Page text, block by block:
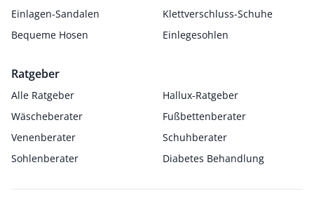
Einlagen-Sandalen
Klettverschluss-Schuhe
Bequeme Hosen
Einlegesohlen
Ratgeber
Alle Ratgeber
Hallux-Ratgeber
Wäscheberater
Fußbettenberater
Venenberater
Schuhberater
Sohlenberater
Diabetes Behandlung